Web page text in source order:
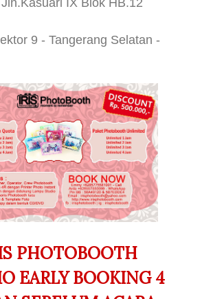
Jln.Kasuari IX Blok HB.12
9 - Tangerang Selatan -
PHOTOBOOTH
EARLY BOOKING 4